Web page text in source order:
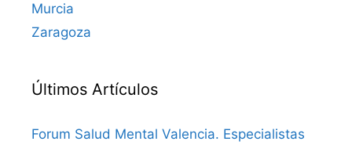
Murcia
Zaragoza
Últimos Artículos
Forum Salud Mental Valencia. Especialistas